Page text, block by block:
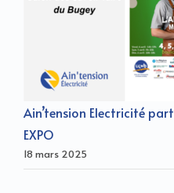
Ain’tension Electricité
EXPO
18 mars 2025